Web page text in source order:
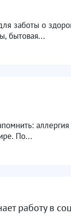
заботы о
бытовая...
аллергия
По...
работу в